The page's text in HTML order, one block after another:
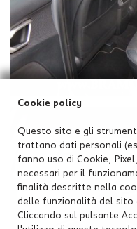
Cookie policy
Questo sito e gli
trattano dati personali
fanno uso di Cookie,
necessari per il
finalità descritte nella
delle funzionalità del sito
Cliccando sul pulsante